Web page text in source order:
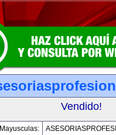
Vendido!
Mayusculas: